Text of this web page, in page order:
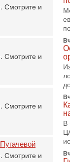
Смотрите и
Смотрите и
Смотрите и
Смотрите и
1-
В